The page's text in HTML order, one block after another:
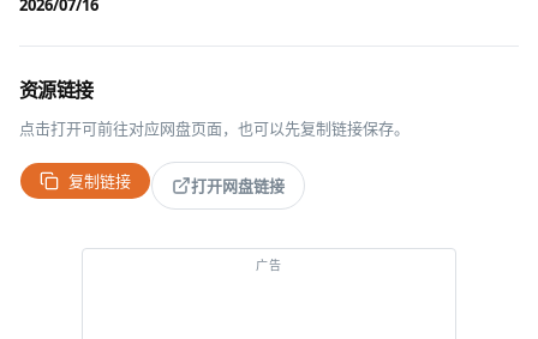
2026/07/16
资源链接
点击打开可前往对应网盘页面，也可以先复制链接保存。
复制链接 打开网盘链接
广告